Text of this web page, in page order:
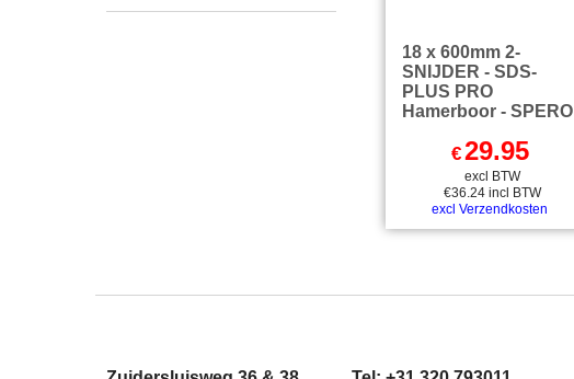
18 x 600mm 2-
SNIJDER - SDS-
PLUS PRO
Hamerboor - SPERO
€29.95
excl BTW
€36.24 incl BTW
excl Verzendkosten